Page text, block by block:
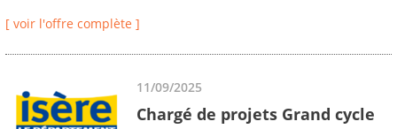
[ voir l'offre complète ]
11/09/2025
Chargé de projets Grand cycle